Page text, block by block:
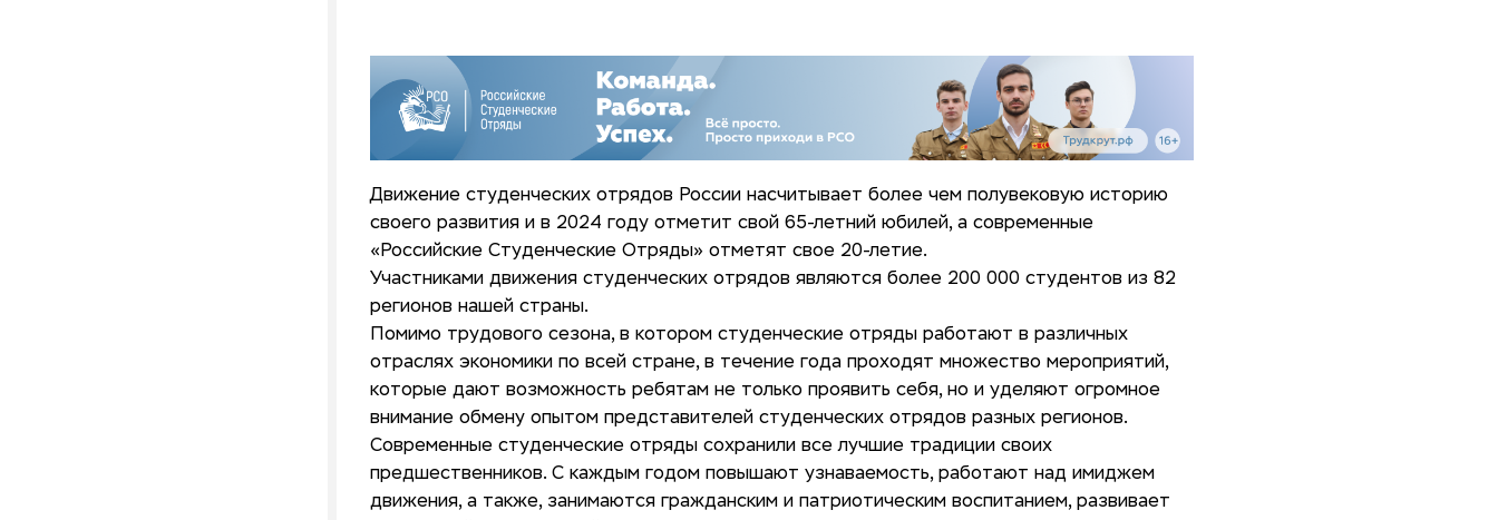
Движение студенческих отрядов России насчитывает более чем полувековую историю
своего развития и в 2024 году отметит свой 65-летний юбилей, а современные
«Российские Студенческие Отряды» отметят свое 20-летие.
Участниками движения студенческих отрядов являются более 200 000 студентов из 82
регионов нашей страны.
Помимо трудового сезона, в котором студенческие отряды работают в различных
отраслях экономики по всей стране, в течение года проходят множество мероприятий,
которые дают возможность ребятам не только проявить себя, но и уделяют огромное
внимание обмену опытом представителей студенческих отрядов разных регионов.
Современные студенческие отряды сохранили все лучшие традиции своих
предшественников. С каждым годом повышают узнаваемость, работают над имиджем
движения, а также, занимаются гражданским и патриотическим воспитанием, развивает